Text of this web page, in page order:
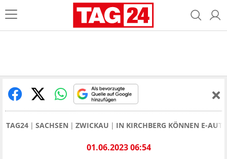
TAG24 SACHSEN ZWICKAU IN KIRCHBERG KÖNNEN E-
01.06.2023 06:54